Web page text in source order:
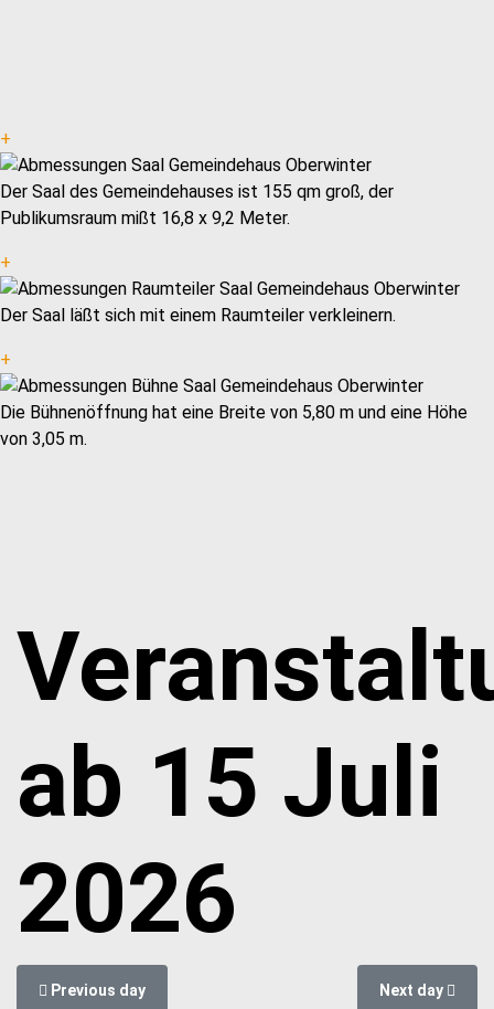
+
Der Saal des Gemeindehauses ist 155 qm groß, der
Publikumsraum mißt 16,8 x 9,2 Meter.
+
Der Saal läßt sich mit einem Raumteiler verkleinern.
+
Die Bühnenöffnung hat eine Breite von 5,80 m und eine Höhe
von 3,05 m.
ab 15 Juli
2026
Previous day Next day